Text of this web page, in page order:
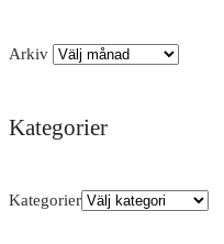
Arkiv
Kategorier
Kategorier